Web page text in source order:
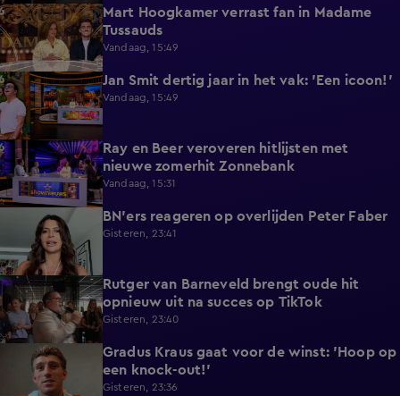
1:59
Mart Hoogkamer verrast fan in Madame
Tussauds
Vandaag, 15:49
7:33 Jan Smit dertig jaar in het vak: 'Een icoon!'
Vandaag, 15:49
4:47
Ray en Beer veroveren hitlijsten met
nieuwe zomerhit Zonnebank
Vandaag, 15:31
BN'ers reageren op overlijden Peter Faber
Gisteren, 23:41
1:29
Rutger van Barneveld brengt oude hit
opnieuw uit na succes op TikTok
Gisteren, 23:40
Gradus Kraus gaat voor de winst: 'Hoop op
een knock-out!'
Gisteren, 23:36